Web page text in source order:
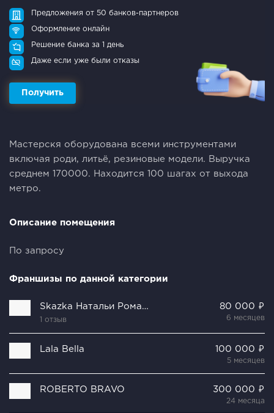
Предложения от 50 банков-партнеров
Оформление онлайн
Решение банка за 1 день
Даже если уже были отказы
Получить
Мастерскя оборудована всеми инструментами
включая роди, литьё, резиновые модели. Выручка
среднем 170000. Находится 100 шагах от выхода
метро.
Описание помещения
По запросу
Франшизы по данной категории
Skazka Натальи Романовой
1 отзыв
80 000 ₽
6 месяцев
Lala Bella 100 000 ₽
5 месяцев
ROBERTO BRAVO 300 000 ₽
24 месяца